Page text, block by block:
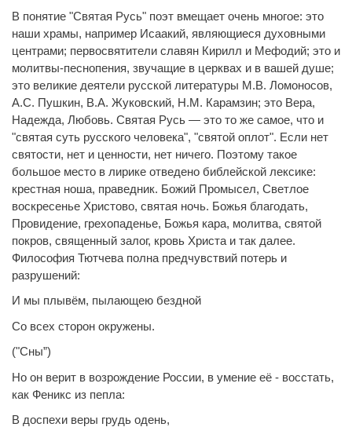
В понятие "Святая Русь" поэт вмещает очень многое: это
наши храмы, например Исаакий, являющиеся духовными
центрами; первосвятители славян Кирилл и Мефодий; это и
молитвы-песнопения, звучащие в церквах и в вашей душе;
это великие деятели русской литературы М.В. Ломоносов,
А.С. Пушкин, В.А. Жуковский, Н.М. Карамзин; это Вера,
Надежда, Любовь. Святая Русь — это то же самое, что и
"святая суть русского человека", "святой оплот". Если нет
святости, нет и ценности, нет ничего. Поэтому такое
большое место в лирике отведено библейской лексике:
крестная ноша, праведник. Божий Промысел, Светлое
воскресенье Христово, святая ночь. Божья благодать,
Провидение, грехопаденье, Божья кара, молитва, святой
покров, священный залог, кровь Христа и так далее.
Философия Тютчева полна предчувствий потерь и
разрушений:
И мы плывём, пылающею бездной
Со всех сторон окружены.
("Сны”)
Но он верит в возрождение России, в умение её - восстать,
как Феникс из пепла:
В доспехи веры грудь одень,